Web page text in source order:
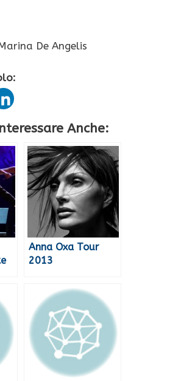
De Angelis
Anche:
Anna Oxa Tour
2013